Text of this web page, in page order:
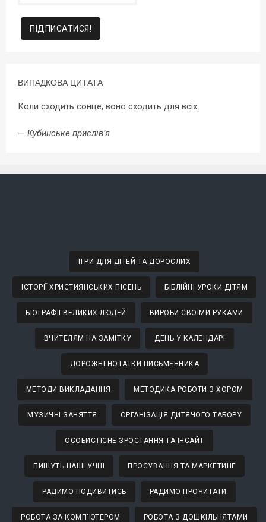
ВИПАДКОВА ЦИТАТА
Коли сходить сонце, воно сходить для всіх.
— Кубинське прислів’я
ІГРИ ДЛЯ ДІТЕЙ ТА ДОРОСЛИХ
ІСТОРІЇ ХРИСТИЯНСЬКИХ ПІСЕНЬ БІБЛІЙНІ УРОКИ ДІТЯМ
БІОГРАФІЇ ВЕЛИКИХ ЛЮДЕЙ ВИРОБИ СВОЇМИ РУКАМИ
ВЧИТЕЛЯМ НА ЗАМІТКУ ДЕНЬ У КАЛЕНДАРІ
ДОРОЖНІ НОТАТКИ ПИСЬМЕННИКА
МЕТОДИ ВИКЛАДАННЯ МЕТОДИКА РОБОТИ З ХОРОМ
МУЗИЧНІ ЗАНЯТТЯ ОРГАНІЗАЦІЯ ДИТЯЧОГО ТАБОРУ
ОСОБИСТІСНЕ ЗРОСТАННЯ ТА ІНСАЙТ
ПИШУТЬ НАШІ УЧНІ ПРОСУВАННЯ ТА МАРКЕТИНГ
РАДИМО ПОДИВИТИСЬ РАДИМО ПРОЧИТАТИ
РОБОТА ЗА КОМП'ЮТЕРОМ РОБОТА З ДОШКІЛЬНЯТАМИ